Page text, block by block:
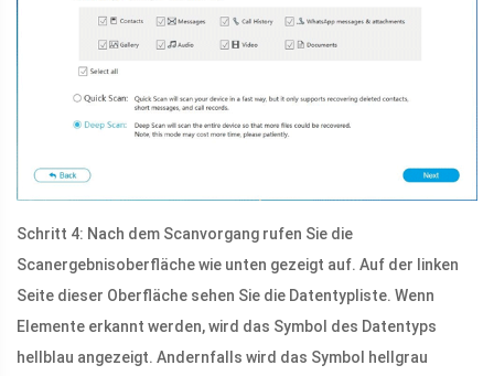
Schritt 4: Nach dem Scanvorgang rufen Sie die
Scanergebnisoberfläche wie unten gezeigt auf. Auf der linken
Seite dieser Oberfläche sehen Sie die Datentypliste. Wenn
Elemente erkannt werden, wird das Symbol des Datentyps
hellblau angezeigt. Andernfalls wird das Symbol hellgrau